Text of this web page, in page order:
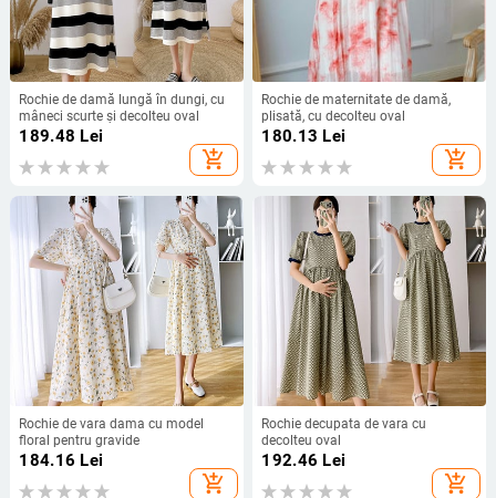
Rochie de damă lungă în dungi, cu
mâneci scurte și decolteu oval
189.48 Lei
add_shopping_cart
Rochie de maternitate de damă,
plisată, cu decolteu oval
180.13 Lei
add_shopping_cart
Rochie de vara dama cu model
floral pentru gravide
184.16 Lei
add_shopping_cart
Rochie decupata de vara cu
decolteu oval
192.46 Lei
add_shopping_cart